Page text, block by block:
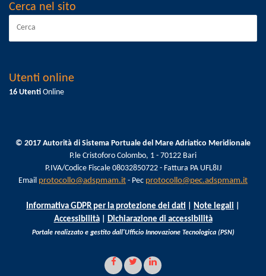
Cerca nel sito
Utenti online
16 Utenti Online
© 2017 Autorità di Sistema Portuale del Mare Adriatico Meridionale
P.le Cristoforo Colombo, 1 - 70122 Bari
P.IVA/Codice Fiscale 08032850722 - Fattura PA UFL8IJ
Email protocollo@adspmam.it - Pec protocollo@pec.adspmam.it
Informativa GDPR per la protezione dei dati Note legali
Accessibilità| Dichiarazione di accessibilità
Portale realizzato e gestito dall'Ufficio Innovazione Tecnologica (PSN)